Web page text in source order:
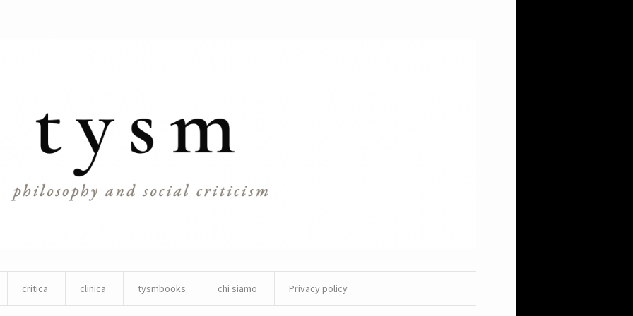
critica clinica tysmbooks chi siamo Privacy policy